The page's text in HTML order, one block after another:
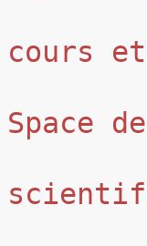
cours
Space